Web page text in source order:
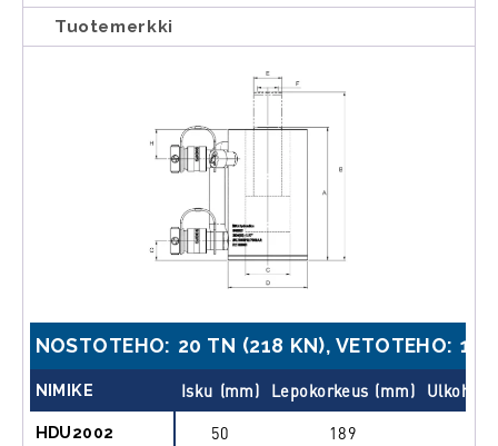
Tuotemerkki
NOSTOTEHO: 20 TN (218 KN), VETOTEHO: 13
NIMIKE Isku (mm) Lepokorkeus (mm)
HDU2002 50 189